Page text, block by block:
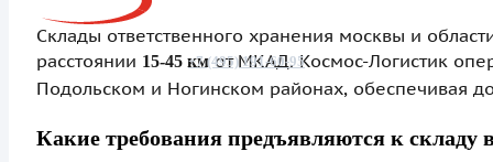
+7 (495) 191-60-95
Склады ответственного хранения москвы и
расстоянии 15-45 кмот МКАД. Космос-Логистик
Подольском и Ногинском районах, обеспечивая
Какие требования предъявляются к складу